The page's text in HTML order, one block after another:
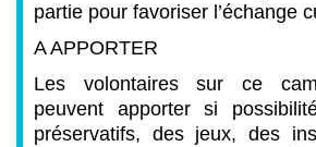
partie pour favoriser l’échange
A APPORTER
Les volontaires sur ce
peuvent apporter si
préservatifs, des jeux, des